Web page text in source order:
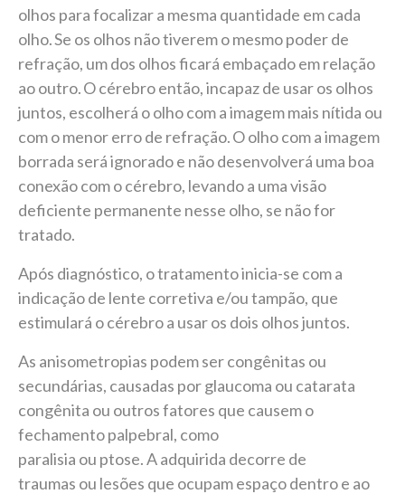
olhos para focalizar a mesma quantidade em cada
olho. Se os olhos não tiverem o mesmo poder de
refração, um dos olhos ficará embaçado em relação
ao outro. O cérebro então, incapaz de usar os olhos
juntos, escolherá o olho com a imagem mais nítida ou
com o menor erro de refração. O olho com a imagem
borrada será ignorado e não desenvolverá uma boa
conexão com o cérebro, levando a uma visão
deficiente permanente nesse olho, se não for
tratado.
Após diagnóstico, o tratamento inicia-se com a
indicação de lente corretiva e/ou tampão, que
estimulará o cérebro a usar os dois olhos juntos.
As anisometropias podem ser congênitas ou
secundárias, causadas por glaucoma ou catarata
congênita ou outros fatores que causem o
fechamento palpebral, como
paralisia ou ptose. A adquirida decorre de
traumas ou lesões que ocupam espaço dentro e ao